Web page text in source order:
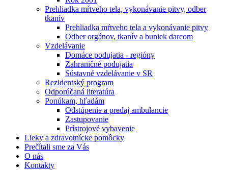
Prehliadka mŕtveho tela, vykonávanie pitvy, odber
tkanív
Prehliadka mŕtveho tela a vykonávanie pitvy
Odber orgánov, tkanív a buniek darcom
Vzdelávanie
Domáce podujatia - regióny
Zahraničné podujatia
Sústavné vzdelávanie v SR
Rezidentský program
Odporúčaná literatúra
Ponúkam, hľadám
Odstúpenie a predaj ambulancie
Zastupovanie
Prístrojové vybavenie
Lieky a zdravotnícke pomôcky
Prečítali sme za Vás
O nás
Kontakty